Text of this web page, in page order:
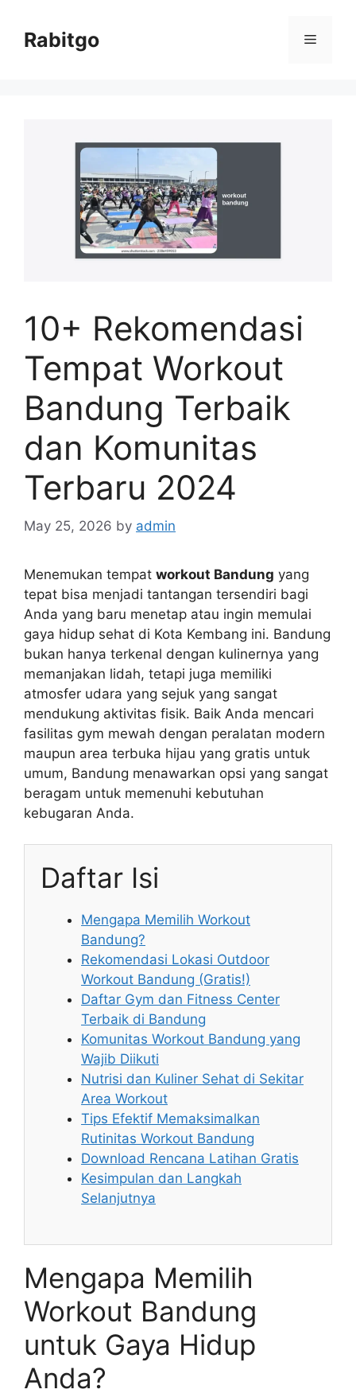
contentRabitgo Menu
10+ Rekomendasi
Tempat Workout
Bandung Terbaik
dan Komunitas
Terbaru 2024
May 25, 2026 by admin
Menemukan tempat workout Bandung yang
tepat bisa menjadi tantangan tersendiri bagi
Anda yang baru menetap atau ingin memulai
gaya hidup sehat di Kota Kembang ini. Bandung
bukan hanya terkenal dengan kulinernya yang
memanjakan lidah, tetapi juga memiliki
atmosfer udara yang sejuk yang sangat
mendukung aktivitas fisik. Baik Anda mencari
fasilitas gym mewah dengan peralatan modern
maupun area terbuka hijau yang gratis untuk
umum, Bandung menawarkan opsi yang sangat
beragam untuk memenuhi kebutuhan
kebugaran Anda.
Daftar Isi
Mengapa Memilih Workout
Bandung?
Rekomendasi Lokasi Outdoor
Workout Bandung (Gratis!)
Daftar Gym dan Fitness Center
Terbaik di Bandung
Komunitas Workout Bandung yang
Wajib Diikuti
Nutrisi dan Kuliner Sehat di Sekitar
Area Workout
Tips Efektif Memaksimalkan
Rutinitas Workout Bandung
Download Rencana Latihan Gratis
Kesimpulan dan Langkah
Selanjutnya
Mengapa Memilih
Workout Bandung
untuk Gaya Hidup
Anda?